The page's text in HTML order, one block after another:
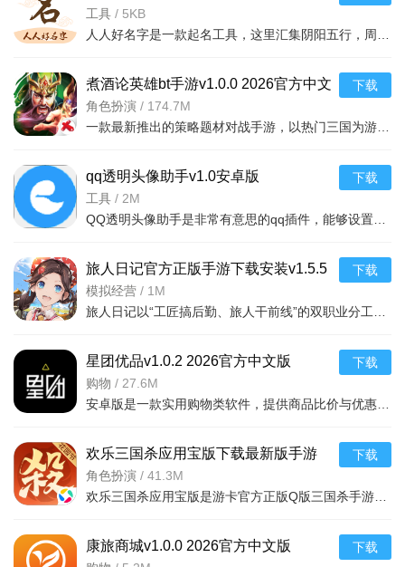
1、消费者可在TikTok内完成浏览、下单、支付和客服等购物
环节，购物流程便捷高效。
出效率，增强营销效果。
3、平台举办各类活动，如全球黑五期间的高潜商家投稿成长
软件的使用方法：
准备中国公司执照、法人身份证信息、品类与品牌资质、中
料。
可使用TikTok账号或手机号注册登录;若已有
款，阅读隐私政策。
登录后完善店铺基本信息，设置支付方式;根据业务需求进行
运费模板、退货政策等设置。
点击“商品”选项，选择“管理商品”，进行商品上架操作，可单
个或批量上传;填写商品信息，设置价格、库存等。
参与平台营销活动，利用平台推广工具，或与达人合作，通
过直播、短视频等形式推广商品。
工具 / 5KB
煮酒论英雄bt手游v1.0.0 2026官方中文
版
角色扮演 / 174.7M
下载
qq透明头像助手v1.0安卓版
工具 / 2M
下载
旅人日记官方正版手游下载安装v1.5.5
安卓版
模拟经营 / 1M
下载
星团优品v1.0.2 2026官方中文版
购物 / 27.6M
下载
欢乐三国杀应用宝版下载最新版手游
v2.3.4官方版
角色扮演 / 41.3M
下载
康旅商城v1.0.0 2026官方中文版 下载